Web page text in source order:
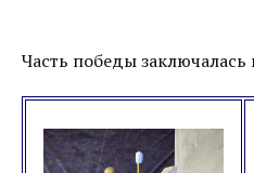
Часть победы заключалась